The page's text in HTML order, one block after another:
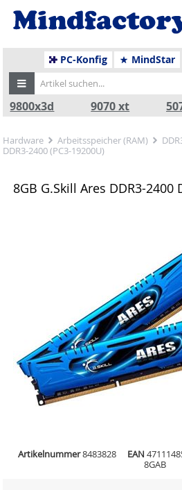
PC-Konfig MindStar
9800x3d 9070 xt
Hardware Arbeitsspeicher (RAM)
DDR3-2400 (PC3-19200U)
8GB G.Skill Ares DDR3-2400
Artikelnummer8483828 EAN
8GAB